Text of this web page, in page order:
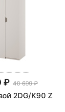
₽ 40 699 ₽
2DG/K90 Z